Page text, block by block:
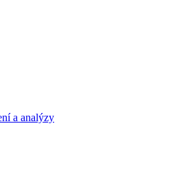
a analýzy